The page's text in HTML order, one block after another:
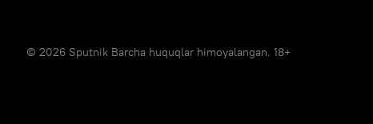
© 2026 Sputnik Barcha huquqlar himoyalangan. 18+